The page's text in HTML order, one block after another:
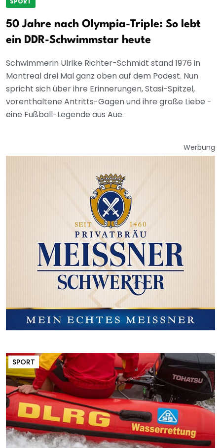
50 Jahre nach Olympia-Triple: So lebt
ein DDR-Schwimmstar heute
Schwimmerin Ulrike Richter-Schmidt stand 1976 in
Montreal drei Mal ganz oben auf dem Podest. Nun
spricht sich über ihre Erinnerungen, Stasi-Spitzel,
vorenthaltene Antritts-Gagen und ihre große Liebe -
eine Fußball-Legende aus Aue.
Werbung
SPORT